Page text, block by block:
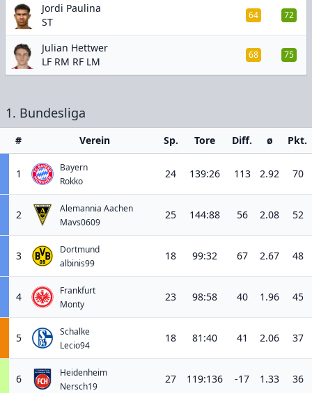
Jordi Paulina
ST
64 72
Julian Hettwer
LF RM RF LM
68 75
1. Bundesliga
# Verein Sp. Tore Diff. ø Pkt.
1
Bayern
Rokko
24 139:26 113 2.92 70
2
Alemannia Aachen
Mavs0609
25 144:88 56 2.08 52
3
Dortmund
albinis99
18 99:32 67 2.67 48
4
Frankfurt
Monty
23 98:58 40 1.96 45
5
Schalke
Lecio94
18 81:40 41 2.06 37
6
Heidenheim
Nersch19
27 119:136 -17 1.33 36